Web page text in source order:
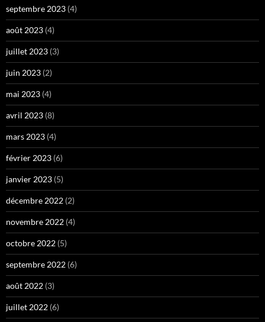
septembre 2023 (4)
août 2023 (4)
juillet 2023 (3)
juin 2023 (2)
mai 2023 (4)
avril 2023 (8)
mars 2023 (4)
février 2023 (6)
janvier 2023 (5)
décembre 2022 (2)
novembre 2022 (4)
octobre 2022 (5)
septembre 2022 (6)
août 2022 (3)
juillet 2022 (6)